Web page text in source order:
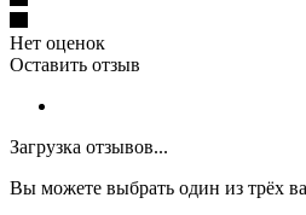
Нет оценок
Оставить отзыв
Загрузка отзывов...
Вы можете выбрать один из трёх